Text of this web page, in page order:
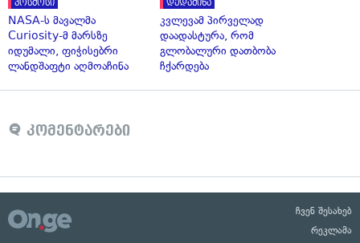
კოსმოსი
NASA-ს მავალმა
Curiosity-მ მარსზე
იდუმალი, ფიჭისებრი
ლანდშაფტი აღმოაჩინა
დედამიწა
კვლევამ პირველად
დაადასტურა, რომ
გლობალური დათბობა
ჩქარდება
კომენტარები
ჩვენ შესახებ
რეკლამა